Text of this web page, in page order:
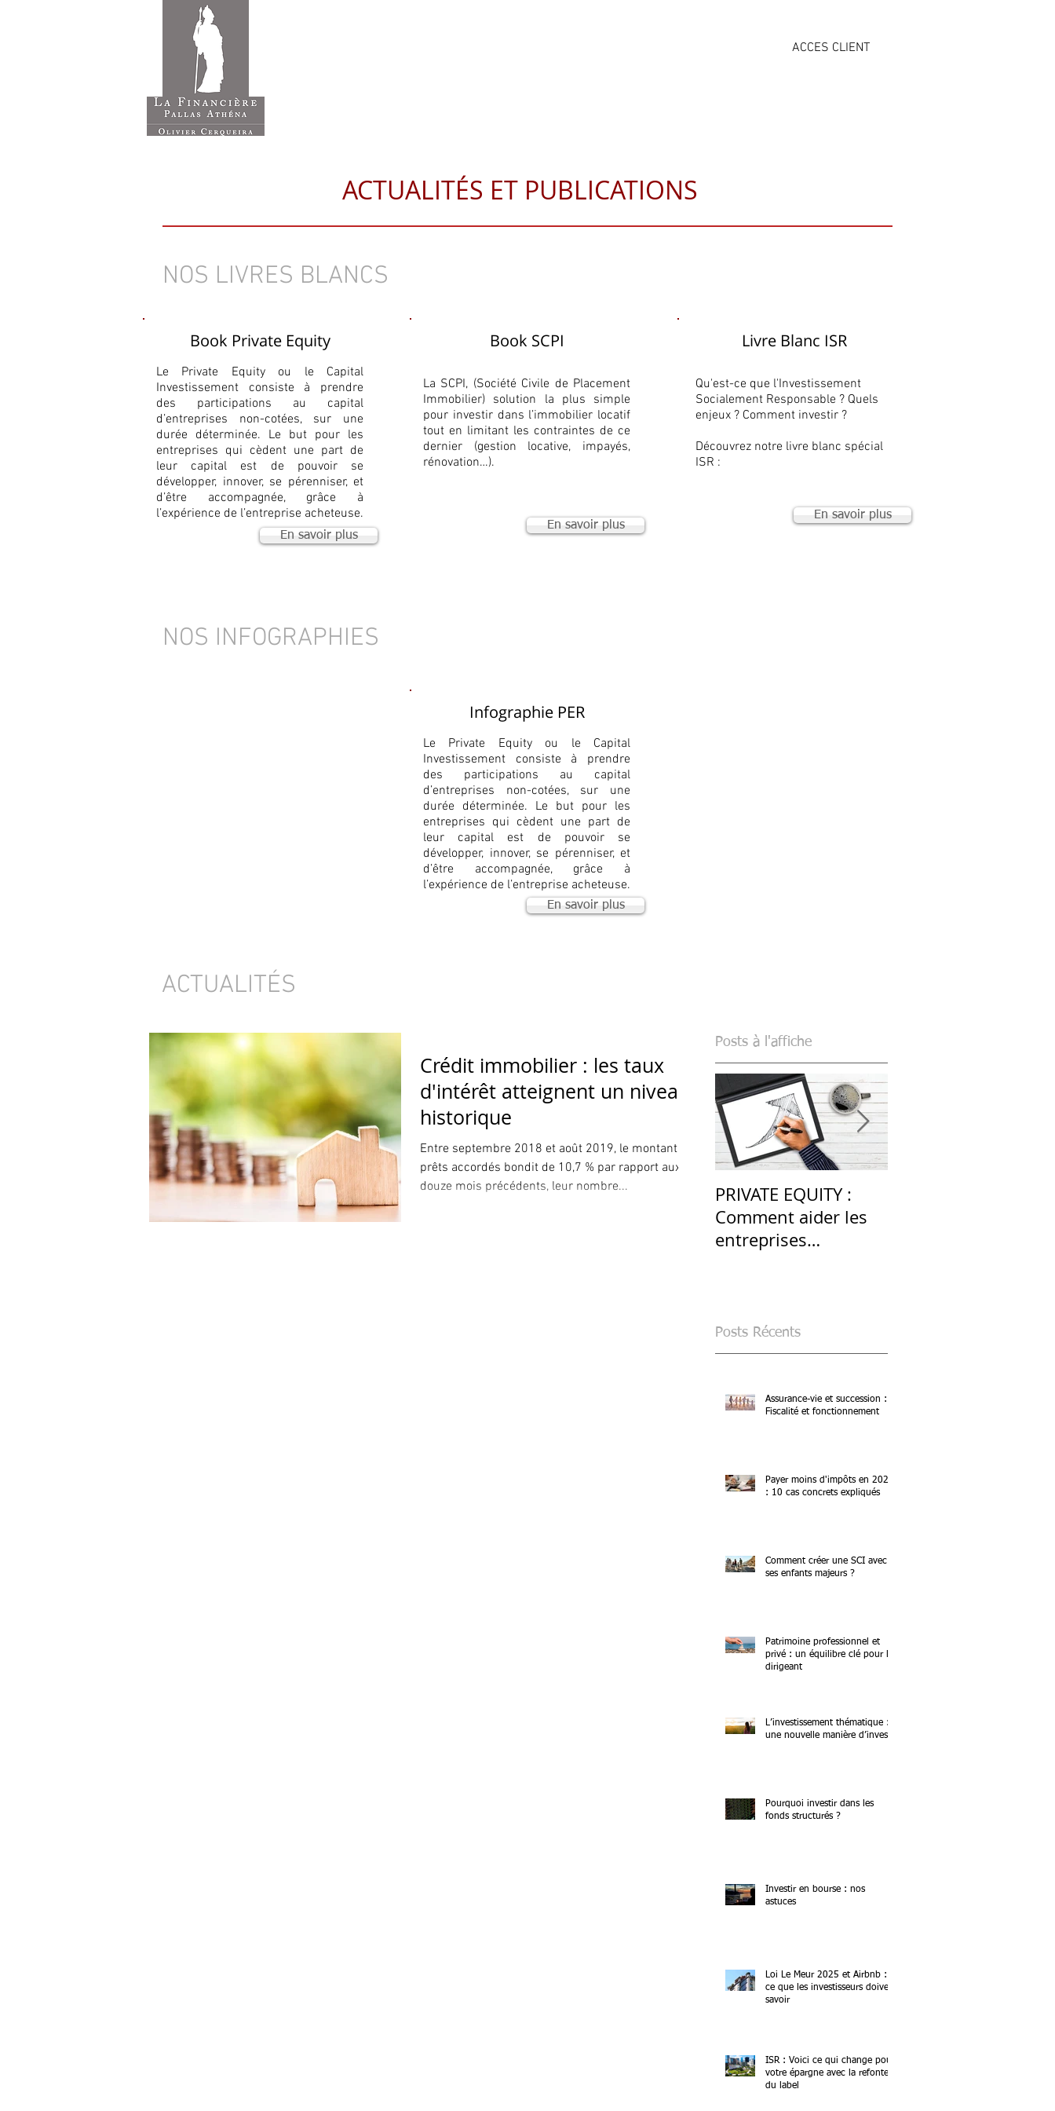
ACCES CLIENT
ACTUALITÉS ET PUBLICATIONS
NOS LIVRES BLANCS
Book Private Equity
Le Private Equity ou le Capital
Investissement consiste à prendre
des participations au capital
d’entreprises non-cotées, sur une
durée déterminée. Le but pour les
entreprises qui cèdent une part de
leur capital est de pouvoir se
développer, innover, se pérenniser, et
d’être accompagnée, grâce à
l’expérience de l’entreprise acheteuse.
En savoir plus
Book SCPI
La SCPI, (Société Civile de Placement
Immobilier) solution la plus simple
pour investir dans l’immobilier locatif
tout en limitant les contraintes de ce
dernier (gestion locative, impayés,
rénovation…).
En savoir plus
Livre Blanc ISR
Qu'est-ce que l'Investissement
Socialement Responsable ? Quels
enjeux ? Comment investir ?
Découvrez notre livre blanc spécial
ISR :
En savoir plus
NOS INFOGRAPHIES
Infographie PER
Le Private Equity ou le Capital
Investissement consiste à prendre
des participations au capital
d’entreprises non-cotées, sur une
durée déterminée. Le but pour les
entreprises qui cèdent une part de
leur capital est de pouvoir se
développer, innover, se pérenniser, et
d’être accompagnée, grâce à
l’expérience de l’entreprise acheteuse.
En savoir plus
ACTUALITÉS
Crédit immobilier : les taux
d'intérêt atteignent un niveau
historique
Entre septembre 2018 et août 2019, le montant de
prêts accordés bondit de 10,7 % par rapport aux
douze mois précédents, leur nombre...
Posts à l'affiche
PRIVATE EQUITY :
Comment aider les
entreprises
Posts Récents
Assurance-vie et succession :
Fiscalité et fonctionnement
Payer moins d'impôts en 2026
: 10 cas concrets expliqués
Comment créer une SCI avec
ses enfants majeurs ?
Patrimoine professionnel et
privé : un équilibre clé pour le
dirigeant
L’investissement thématique :
une nouvelle manière d’investir
Pourquoi investir dans les
fonds structurés ?
Investir en bourse : nos
astuces
Loi Le Meur 2025 et Airbnb :
ce que les investisseurs doivent
savoir
ISR : Voici ce qui change pour
votre épargne avec la refonte
du label